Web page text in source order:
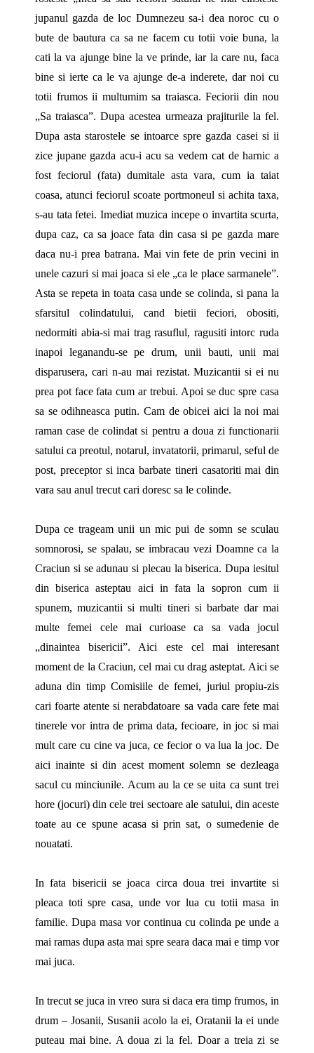
jupanul gazda de loc Dumnezeu sa-i dea noroc cu o
bute de bautura ca sa ne facem cu totii voie buna, la
cati la va ajunge bine la ve prinde, iar la care nu, faca
bine si ierte ca le va ajunge de-a inderete, dar noi cu
totii frumos ii multumim sa traiasca. Feciorii din nou
„Sa traiasca”. Dupa acestea urmeaza prajiturile la fel.
Dupa asta starostele se intoarce spre gazda casei si ii
zice jupane gazda acu-i acu sa vedem cat de harnic a
fost feciorul (fata) dumitale asta vara, cum ia taiat
coasa, atunci feciorul scoate portmoneul si achita taxa,
s-au tata fetei. Imediat muzica incepe o invartita scurta,
dupa caz, ca sa joace fata din casa si pe gazda mare
daca nu-i prea batrana. Mai vin fete de prin vecini in
unele cazuri si mai joaca si ele „ca le place sarmanele”.
Asta se repeta in toata casa unde se colinda, si pana la
sfarsitul colindatului, cand bietii feciori, obositi,
nedormiti abia-si mai trag rasuflul, ragusiti intorc ruda
inapoi leganandu-se pe drum, unii bauti, unii mai
disparusera, cari n-au mai rezistat. Muzicantii si ei nu
prea pot face fata cum ar trebui. Apoi se duc spre casa
sa se odihneasca putin. Cam de obicei aici la noi mai
raman case de colindat si pentru a doua zi functionarii
satului ca preotul, notarul, invatatorii, primarul, seful de
post, preceptor si inca barbate tineri casatoriti mai din
vara sau anul trecut cari doresc sa le colinde.
Dupa ce trageam unii un mic pui de somn se sculau
somnorosi, se spalau, se imbracau vezi Doamne ca la
Craciun si se adunau si plecau la biserica. Dupa iesitul
din biserica asteptau aici in fata la sopron cum ii
spunem, muzicantii si multi tineri si barbate dar mai
multe femei cele mai curioase ca sa vada jocul
„dinaintea bisericii”. Aici este cel mai interesant
moment de la Craciun, cel mai cu drag asteptat. Aici se
aduna din timp Comisiile de femei, juriul propiu-zis
cari foarte atente si nerabdatoare sa vada care fete mai
tinerele vor intra de prima data, fecioare, in joc si mai
mult care cu cine va juca, ce fecior o va lua la joc. De
aici inainte si din acest moment solemn se dezleaga
sacul cu minciunile. Acum au la ce se uita ca sunt trei
hore (jocuri) din cele trei sectoare ale satului, din aceste
toate au ce spune acasa si prin sat, o sumedenie de
nouatati.
In fata bisericii se joaca circa doua trei invartite si
pleaca toti spre casa, unde vor lua cu totii masa in
familie. Dupa masa vor continua cu colinda pe unde a
mai ramas dupa asta mai spre seara daca mai e timp vor
mai juca.
In trecut se juca in vreo sura si daca era timp frumos, in
drum – Josanii, Susanii acolo la ei, Oratanii la ei unde
puteau mai bine. A doua zi la fel. Doar a treia zi se